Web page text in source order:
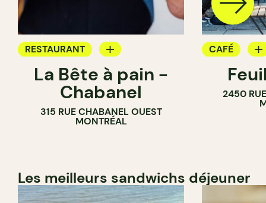
RESTAURANT
CAFÉ
PÂTISSERIE
BOULANGERIE
La Bête à pain -
Chabanel
315 RUE CHABANEL OUEST
MONTRÉAL
CAFÉ
PÂTISSERIE
2450
Les meilleurs sandwichs déjeuner